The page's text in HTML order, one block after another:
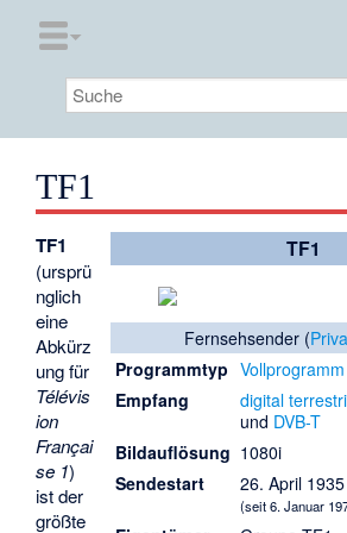
TF1
TF1
Fernsehsender (
Programmtyp Vollprogramm
Empfang
digital
und DVB-T
Bildauflösung 1080i
Sendestart
26. April 1935
(seit 6. Januar
TF1
(ursprü
nglich
eine
Abkürz
ung für
Télévis
ion
Françai
se 1)
ist der
größte